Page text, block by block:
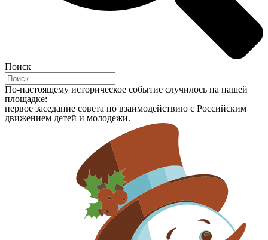
Поиск
По-настоящему историческое событие случилось на нашей
площадке:
первое заседание совета по взаимодействию с Российским
движением детей и молодежи.